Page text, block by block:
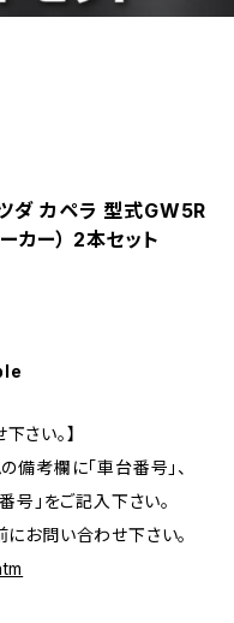
ダ カペラ 型式GW5R
カー） 2本セット
さい。】
備考欄に「車台番号」、
号」をご記入下さい。
お問い合わせ下さい。